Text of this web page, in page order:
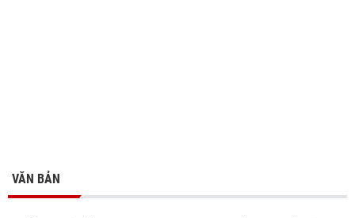
VĂN BẢN